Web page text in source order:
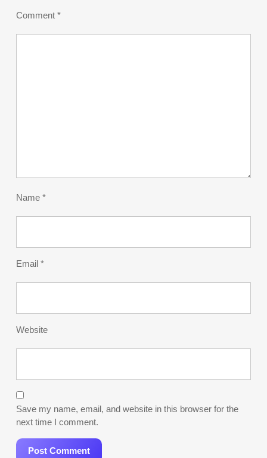
Comment *
Name *
Email *
Website
Save my name, email, and website in this browser for the
next time I comment.